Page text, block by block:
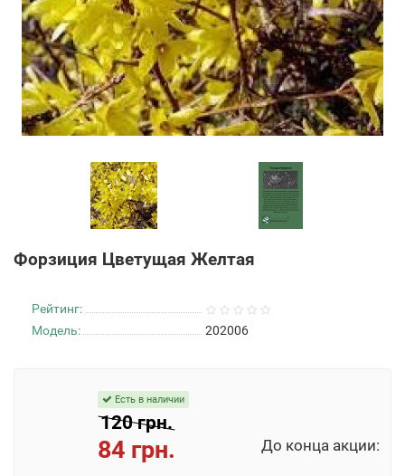
Форзиция Цветущая Желтая
Рейтинг:
Модель:
202006
Есть в наличии
120 грн.
84 грн. До конца акции: